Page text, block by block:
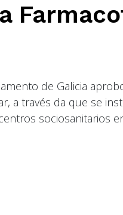
de Galicia
a través da que se
sociosanitarios